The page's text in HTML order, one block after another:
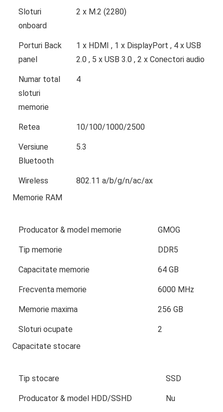
Sloturi
onboard
2 x M.2 (2280)
Porturi Back
panel
1 x HDMI , 1 x DisplayPort , 4 x USB
2.0 , 5 x USB 3.0 , 2 x Conectori audio
Numar total
sloturi
memorie
4
Retea 10/100/1000/2500
Versiune
Bluetooth
5.3
Wireless
802.11 a/b/g/n/ac/ax
Memorie RAM
Producator & model memorie GMOG
Tip memorie DDR5
Capacitate memorie 64 GB
Frecventa memorie 6000 MHz
Memorie maxima 256 GB
Sloturi ocupate
2
Capacitate stocare
Tip stocare SSD
Producator & model HDD/SSHD Nu